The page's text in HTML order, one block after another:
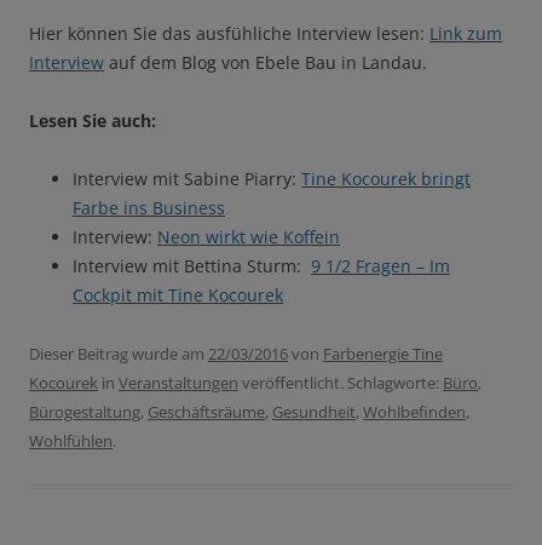
Hier können Sie das ausfühliche Interview lesen: Link zum
Interview auf dem Blog von Ebele Bau in Landau.
Lesen Sie auch:
Interview mit Sabine Piarry: Tine Kocourek bringt
Farbe ins Business
Interview: Neon wirkt wie Koffein
Interview mit Bettina Sturm: 9 1/2 Fragen – Im
Cockpit mit Tine Kocourek
Dieser Beitrag wurde am 22/03/2016von Farbenergie Tine
Kocourek in Veranstaltungen veröffentlicht. Schlagworte: Büro,
Bürogestaltung, Geschäftsräume, Gesundheit, Wohlbefinden,
Wohlfühlen.